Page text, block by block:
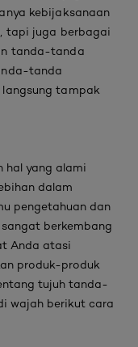
kebijaksanaan
tapi juga berbagai
tanda-tanda
tanda
tampak
hal yang alami
dalam
pengetahuan dan
berkembang
Anda atasi
produk-produk
tujuh tanda-
wajah berikut cara